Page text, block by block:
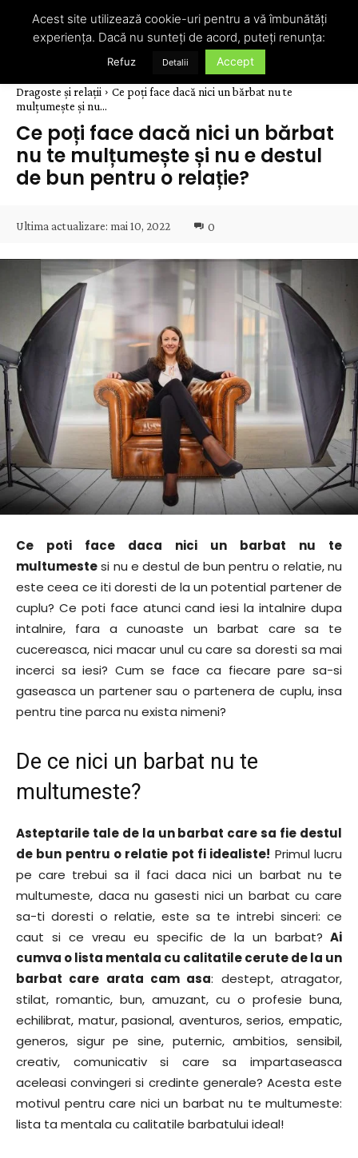
Dragoste și relații
Ce poți face dacă nici un bărbat nu te
mulțumește și nu...
Ce poți face dacă nici un bărbat
nu te mulțumește și nu e destul
de bun pentru o relație?
Ultima actualizare: mai 10, 2022 0
Ce poti face daca nici un barbat nu te
multumestesi nu e destul de bun pentru o relatie, nu
este ceea ce iti doresti de la un potential partener de
cuplu? Ce poti face atunci cand iesi la intalnire dupa
intalnire, fara a cunoaste un barbat care sa te
cucereasca, nici macar unul cu care sa doresti sa mai
incerci sa iesi? Cum se face ca fiecare pare sa-si
gaseasca un partener sau o partenera de cuplu, insa
pentru tine parca nu exista nimeni?
De ce nici un barbat nu te
multumeste?
Asteptarile tale de la un barbat care sa fie destul
de bun pentru o relatie pot fi idealiste! Primul lucru
pe care trebui sa il faci daca nici un barbat nu te
multumeste, daca nu gasesti nici un barbat cu care
sa-ti doresti o relatie, este sa te intrebi sinceri: ce
caut si ce vreau eu specific de la un barbat? Ai
cumva o lista mentala cu calitatile cerute de la un
barbat care arata cam asa: destept, atragator,
stilat, romantic, bun, amuzant, cu o profesie buna,
echilibrat, matur, pasional, aventuros, serios, empatic,
generos, sigur pe sine, puternic, ambitios, sensibil,
creativ, comunicativ si care sa impartaseasca
aceleasi convingeri si credinte generale? Acesta este
motivul pentru care nici un barbat nu te multumeste:
lista ta mentala cu calitatile barbatului ideal!
Acest site utilizează cookie-uri pentru a vă îmbunătăți
experiența. Dacă nu sunteți de acord, puteți renunța:
Refuz Detalii Accept